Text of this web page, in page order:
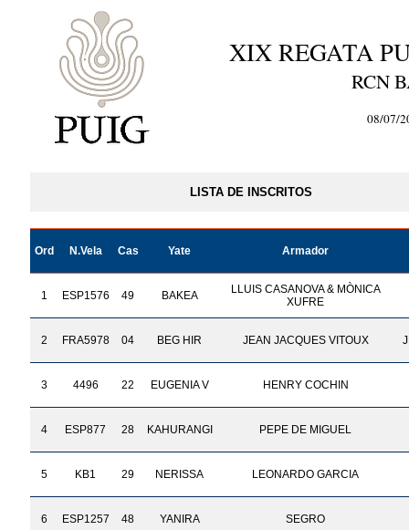
XIX REGATA
RCN
08/07/
LISTA DE INSCRITOS
Ord N.Vela Cas Yate Armador
1 ESP1576 49 BAKEA
LLUIS CASANOVA & MÒNICA
XUFRE
2 FRA5978 04 BEG HIR JEAN JACQUES VITOUX
3 4496 22 EUGENIA V HENRY COCHIN
4 ESP877 28 KAHURANGI PEPE DE MIGUEL
5 KB1 29 NERISSA LEONARDO GARCIA
6 ESP1257 48 YANIRA SEGRO